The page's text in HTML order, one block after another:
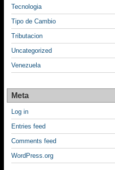
Tecnologia
Tipo de Cambio
Tributacion
Uncategorized
Venezuela
Meta
Log in
Entries feed
Comments feed
WordPress.org